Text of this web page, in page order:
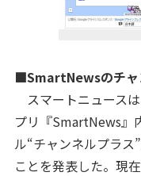
■SmartNewsのチャ
スマートニュース
プリ『SmartNews』
ル“チャンネルプラ
ことを発表した。現